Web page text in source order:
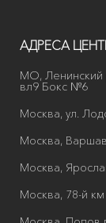
АДРЕСА
МО, Ленинский
вл9 Бокс №6
Москва, ул.
Москва,
Москва,
Москва, 78-й